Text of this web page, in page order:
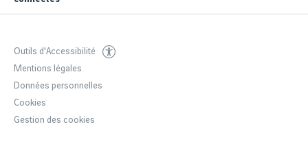
Outils d'Accessibilité
Mentions légales
Données personnelles
Cookies
Gestion des cookies